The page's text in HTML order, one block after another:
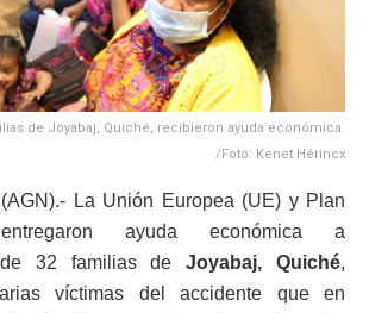
de Joyabaj, Quiché, recibieron ayuda económica.
/Foto: Kenet Hérincx
La Unión Europea (UE) y Plan
entregaron ayuda económica a
de 32 familias deJoyabaj, Quiché,
víctimas del accidente que en